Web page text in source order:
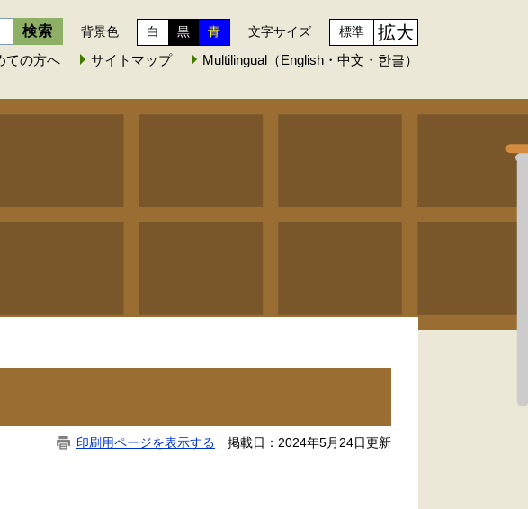
背景色 白 黒 青 文字サイズ 標準 拡大
ての方へ サイトマップ Multilingual（English・中文・한글）
印刷用ページを表示する 掲載日：2024年5月24日更新